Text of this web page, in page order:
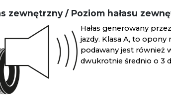
zewnętrzny / Poziom hałasu
Hałas generowany
jazdy. Klasa A, to opony
podawany jest również
dwukrotnie średnio o 3